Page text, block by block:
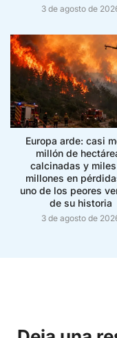
3 de agosto de
Europa arde: casi
millón de
calcinadas y
millones en
uno de los peores
de su historia
3 de agosto de